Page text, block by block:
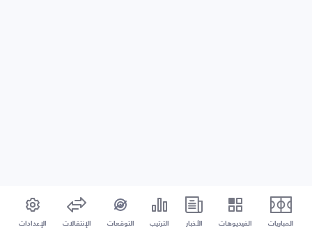
المباريات الفيديوهات الأخبار الترتيب التوقعات الإنتقالات الإعدادات